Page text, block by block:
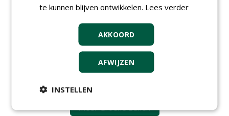
30-07-2026, Schalkwijk
Boominspecteur bij
Boomtotaalzorg24-40 uur
Hoofdgreenkeeper (m/v)
Golfbaan KralingenOosthoek
30-07-2026
meer Groene Banen
te kunnen blijven ontwikkelen. Lees verder
AKKOORD
AFWIJZEN
INSTELLEN